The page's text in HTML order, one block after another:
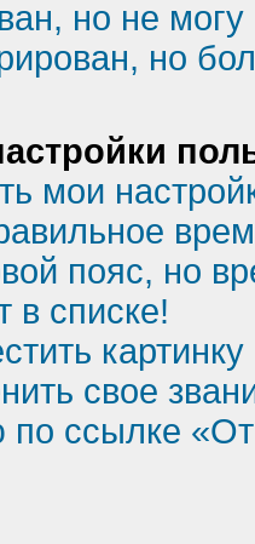
но не могу
но
мои
пояс, но
в списке!
свое
ссылке